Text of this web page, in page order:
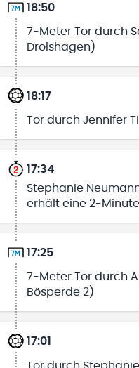
18:50
7-Meter Tor durch
Drolshagen)
18:17
Tor durch Jennifer
17:34
Stephanie
erhält eine 2-
17:25
7-Meter Tor durch
Bösperde 2)
17:01
Tor durch